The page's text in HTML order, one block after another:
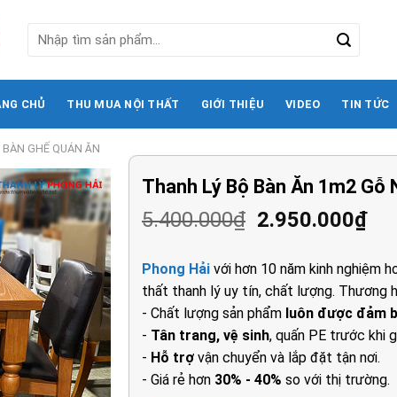
kiếm:
CHỦ THU MUA NỘI THẤT GIỚI THIỆU VIDEO TIN TỨC
BÀN GHẾ QUÁN ĂN
Thanh Lý Bộ Bàn Ăn 1m2 Gỗ
5.400.000₫ Giá
là:
5.400.000₫.
2.950.000₫Giá
tại
là:
Phong Hải với hơn 10 năm kinh nghiệm
thất thanh lý uy tín, chất lượng. Thương
- Chất lượng sản phẩm luôn được đảm
- Tân trang, vệ sinh, quấn PE trước khi
- Hỗ trợ vận chuyển và lắp đặt tận nơi.
- Giá rẻ hơn 30% - 40% so với thị trường.